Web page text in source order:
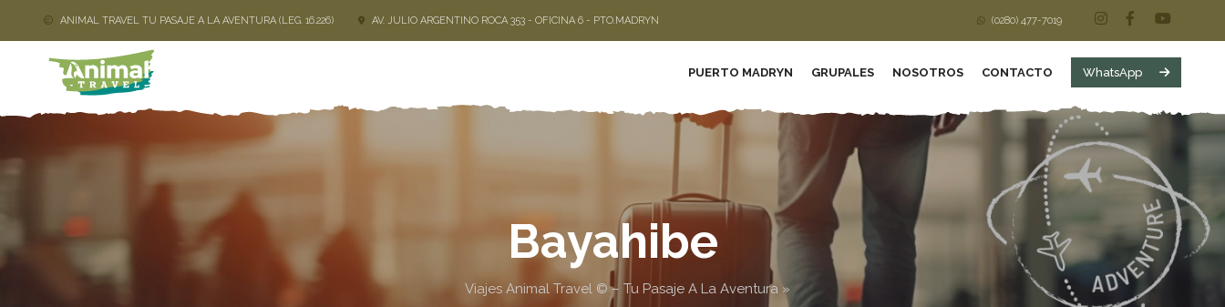
ANIMAL TRAVEL TU PASAJE A LA AVENTURA (LEG. 16.226) AV. JULIO ARGENTINO ROCA 353 - OFICINA 6 - PTO.MADRYN (0280) 477-7019
PUERTO MADRYN GRUPALES NOSOTROS CONTACTO WhatsApp
Bayahibe
Viajes Animal Travel © – Tu Pasaje A La Aventura »